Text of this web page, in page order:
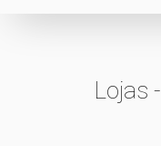
Lojas